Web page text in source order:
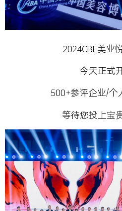
2024CBE美业
今天正式
500+参评企业/个
等待您投上宝